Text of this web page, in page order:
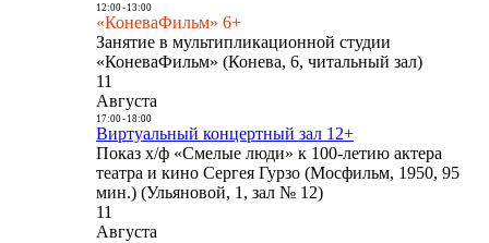
12:00- 13:00
«КоневаФильм» 6+
Занятие в мультипликационной студии
«КоневаФильм» (Конева, 6, читальный зал)
11
Августа
17:00- 18:00
Виртуальный концертный зал 12+
Показ х/ф «Смелые люди» к 100-летию актера
театра и кино Сергея Гурзо (Мосфильм, 1950, 95
мин.) (Ульяновой, 1, зал № 12)
11
Августа